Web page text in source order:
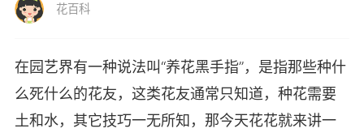
花百科
在园艺界有一种说法叫“养花黑手指”，是指那些种什
么死什么的花友，这类花友通常只知道，种花需要
土和水，其它技巧一无所知，那今天花花就来讲一